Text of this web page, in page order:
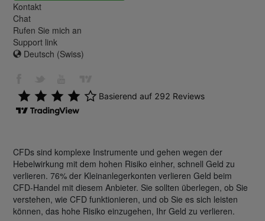
Kontakt
Chat
Rufen Sie mich an
Support link
Deutsch (Swiss)
CFDs sind komplexe Instrumente und gehen wegen der
Hebelwirkung mit dem hohen Risiko einher, schnell Geld zu
verlieren. 76% der Kleinanlegerkonten verlieren Geld beim
CFD-Handel mit diesem Anbieter. Sie sollten überlegen, ob Sie
verstehen, wie CFD funktionieren, und ob Sie es sich leisten
können, das hohe Risiko einzugehen, Ihr Geld zu verlieren.